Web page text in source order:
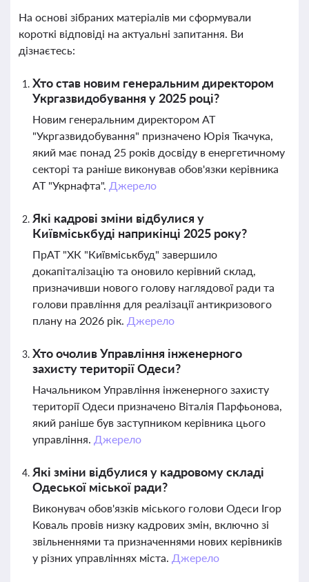
На основі зібраних матеріалів ми сформували
короткі відповіді на актуальні запитання. Ви
дізнаєтесь:
Хто став новим генеральним директором
Укргазвидобування у 2025 році?
Новим генеральним директором АТ
"Укргазвидобування" призначено Юрія Ткачука,
який має понад 25 років досвіду в енергетичному
секторі та раніше виконував обов'язки керівника
АТ "Укрнафта". Джерело
Які кадрові зміни відбулися у
Київміськбуді наприкінці 2025 року?
ПрАТ "ХК "Київміськбуд" завершило
докапіталізацію та оновило керівний склад,
призначивши нового голову наглядової ради та
голови правління для реалізації антикризового
плану на 2026 рік. Джерело
Хто очолив Управління інженерного
захисту території Одеси?
Начальником Управління інженерного захисту
території Одеси призначено Віталія Парфьонова,
який раніше був заступником керівника цього
управління. Джерело
Які зміни відбулися у кадровому складі
Одеської міської ради?
Виконувач обов'язків міського голови Одеси Ігор
Коваль провів низку кадрових змін, включно зі
звільненнями та призначеннями нових керівників
у різних управліннях міста. Джерело